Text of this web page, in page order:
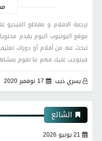
ترجمة الافلام و مقاطع الفيديو
موقع اليوتيوب اليوم يقدم
تبحث عنه من أفلام أو دورات
فيتوجب عليك فهم ما تقوم
يسري ذيب
17 نوفمبر 2020
الشائع
21 يونيو 2026